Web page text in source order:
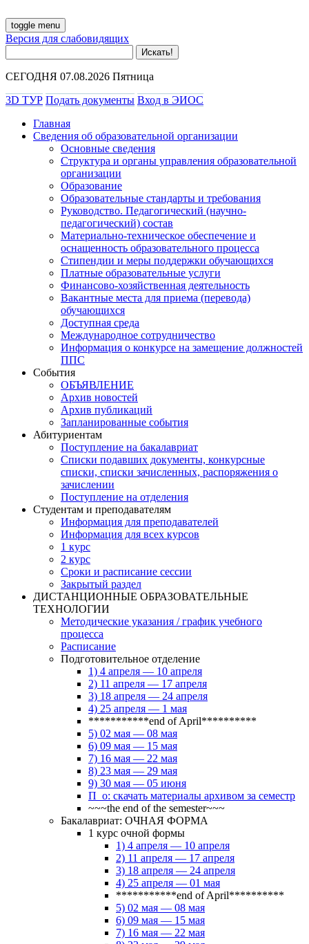
toggle menu
Версия для слабовидящих
СЕГОДНЯ 07.08.2026 Пятница
3D ТУР Подать документы Вход в ЭИОС
Главная
Сведения об образовательной организации
Основные сведения
Структура и органы управления образовательной
организации
Образование
Образовательные стандарты и требования
Руководство. Педагогический (научно-
педагогический) состав
Материально-техническое обеспечение и
оснащенность образовательного процесса
Стипендии и меры поддержки обучающихся
Платные образовательные услуги
Финансово-хозяйственная деятельность
Вакантные места для приема (перевода)
обучающихся
Доступная среда
Международное сотрудничество
Информация о конкурсе на замещение должностей
ППС
События
ОБЪЯВЛЕНИЕ
Архив новостей
Архив публикаций
Запланированные события
Абитуриентам
Поступление на бакалавриат
Списки подавших документы, конкурсные
списки, списки зачисленных, распоряжения о
зачислении
Поступление на отделения
Студентам и преподавателям
Информация для преподавателей
Информация для всех курсов
1 курс
2 курс
Сроки и расписание сессии
Закрытый раздел
ДИСТАНЦИОННЫЕ ОБРАЗОВАТЕЛЬНЫЕ
ТЕХНОЛОГИИ
Методические указания / график учебного
процесса
Расписание
Подготовительное отделение
1) 4 апреля — 10 апреля
2) 11 апреля — 17 апреля
3) 18 апреля — 24 апреля
4) 25 апреля — 1 мая
***********end of April**********
5) 02 мая — 08 мая
6) 09 мая — 15 мая
7) 16 мая — 22 мая
8) 23 мая — 29 мая
9) 30 мая — 05 июня
П_о: скачать материалы архивом за семестр
~~~the end of the semester~~~
Бакалавриат: ОЧНАЯ ФОРМА
1 курс очной формы
1) 4 апреля — 10 апреля
2) 11 апреля — 17 апреля
3) 18 апреля — 24 апреля
4) 25 апреля — 01 мая
***********end of April**********
5) 02 мая — 08 мая
6) 09 мая — 15 мая
7) 16 мая — 22 мая